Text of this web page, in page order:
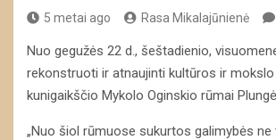
5 metai ago Rasa Mikalajūnienė
Nuo gegužės 22 d., šeštadienio,
rekonstruoti ir atnaujinti kultūros ir
kunigaikščio Mykolo Oginskio rūmai
„Nuo šiol rūmuose sukurtos galimybės ne